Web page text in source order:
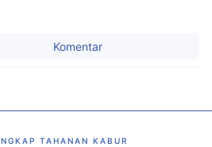
Komentar
TAHANAN KABUR